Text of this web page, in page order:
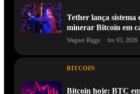
Tether lança sistema
minerar Bitcoin em
Wagner Riggs · fev 03, 2026
BITCOIN
Bitcoin hoje: BTC